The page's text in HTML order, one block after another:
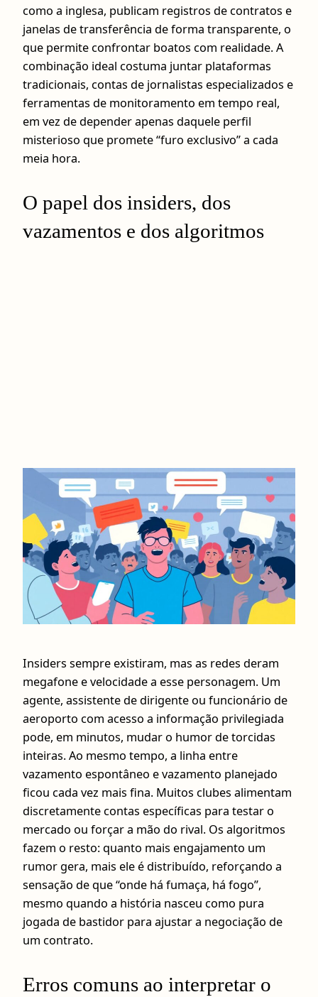
como a inglesa, publicam registros de contratos e
janelas de transferência de forma transparente, o
que permite confrontar boatos com realidade. A
combinação ideal costuma juntar plataformas
tradicionais, contas de jornalistas especializados e
ferramentas de monitoramento em tempo real,
em vez de depender apenas daquele perfil
misterioso que promete “furo exclusivo” a cada
meia hora.
O papel dos insiders, dos
vazamentos e dos algoritmos
Insiders sempre existiram, mas as redes deram
megafone e velocidade a esse personagem. Um
agente, assistente de dirigente ou funcionário de
aeroporto com acesso a informação privilegiada
pode, em minutos, mudar o humor de torcidas
inteiras. Ao mesmo tempo, a linha entre
vazamento espontâneo e vazamento planejado
ficou cada vez mais fina. Muitos clubes alimentam
discretamente contas específicas para testar o
mercado ou forçar a mão do rival. Os algoritmos
fazem o resto: quanto mais engajamento um
rumor gera, mais ele é distribuído, reforçando a
sensação de que “onde há fumaça, há fogo”,
mesmo quando a história nasceu como pura
jogada de bastidor para ajustar a negociação de
um contrato.
Erros comuns ao interpretar o